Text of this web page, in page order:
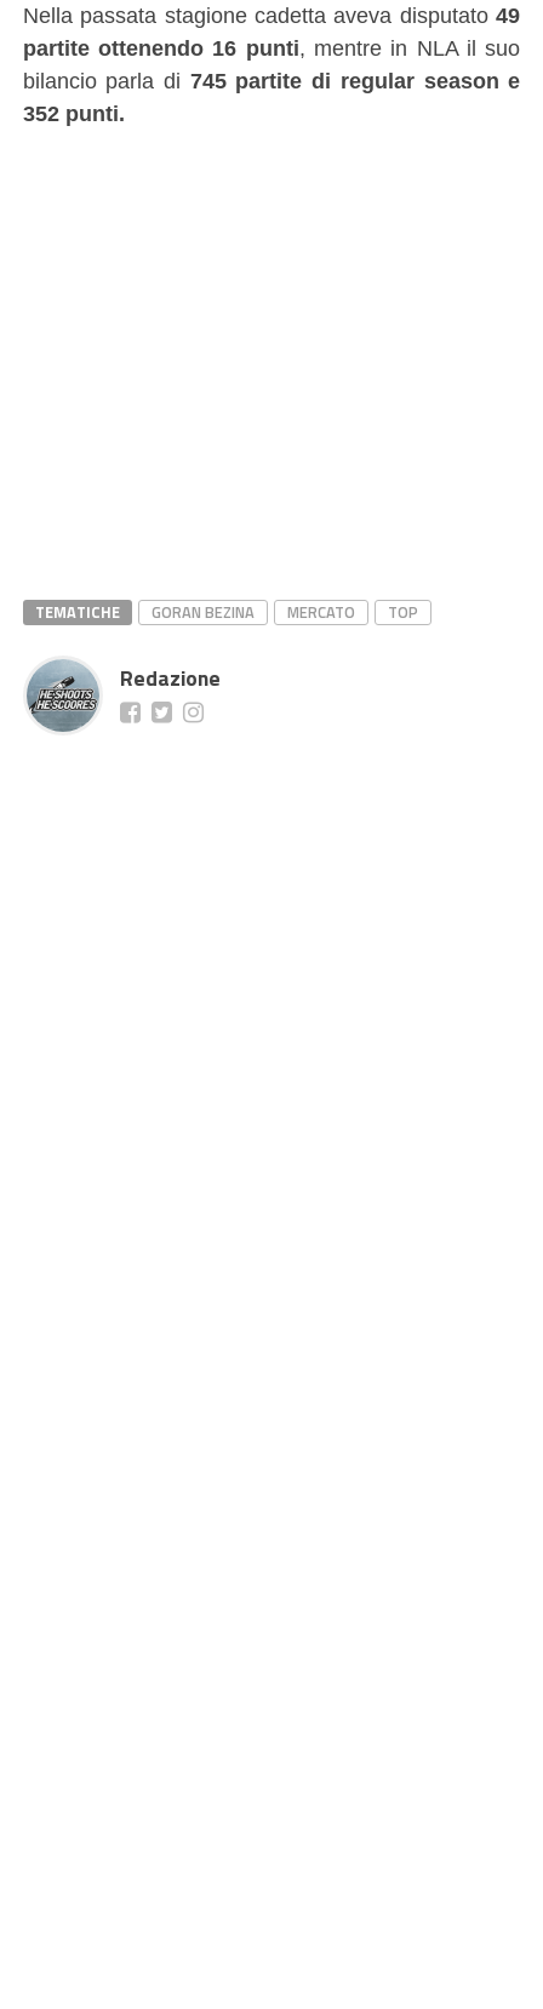
Nella passata stagione cadetta aveva disputato49
partite ottenendo 16 punti, mentre in NLA il suo
bilancio parla di 745 partite di regular season e
352 punti.
TEMATICHE GORAN BEZINA MERCATO TOP
Redazione